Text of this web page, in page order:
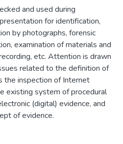
and used during
for identification,
by photographs, forensic
examination of materials and
etc. Attention is drawn
related to the definition of
the inspection of Internet
existing system of procedural
(digital) evidence, and
of evidence.